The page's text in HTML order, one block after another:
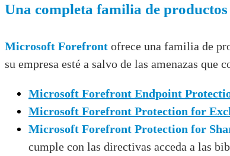
Una completa familia de productos
Microsoft Forefront ofrece una familia de
su empresa esté a salvo de las amenazas que
Microsoft Forefront Endpoint
Microsoft Forefront Protection for
Microsoft Forefront Protection for
cumple con las directivas acceda a las